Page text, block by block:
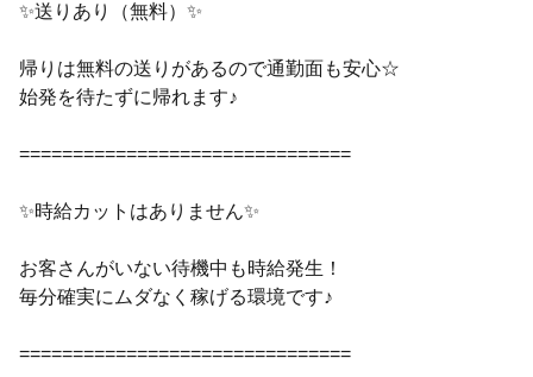
✨送りあり（無料）✨
帰りは無料の送りがあるので通勤面も安心☆
始発を待たずに帰れます♪
===============================
✨時給カットはありません✨
お客さんがいない待機中も時給発生！
毎分確実にムダなく稼げる環境です♪
===============================